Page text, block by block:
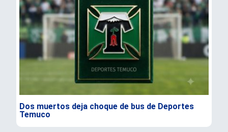
Dos muertos deja choque de bus de Deportes
Temuco